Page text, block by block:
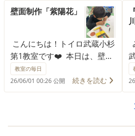
壁面制作「紫陽花」
こんにちは！トイロ武蔵小杉
第1教室です❤️ 本日は、壁面
制作「紫陽花」を制作した様
子をお届けします＊ 雨の日
も増えて寒暖差が激しい季節
「紫陽花」の壁面制作を楽し
教室の毎日
26/06/01 00:26 公開 続きを読む